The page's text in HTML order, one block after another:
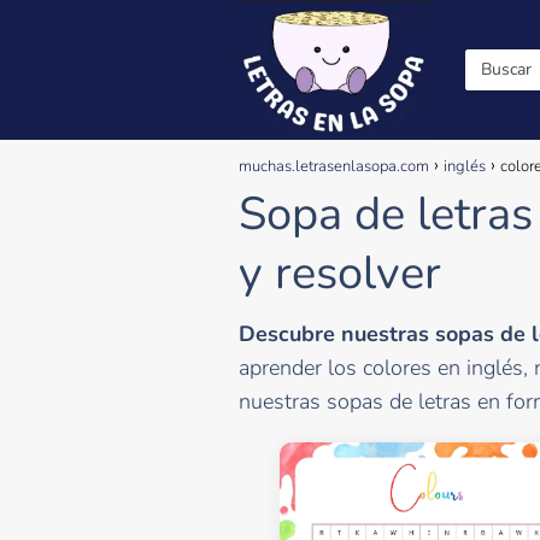
muchas.letrasenlasopa.com inglés
Sopa de
y resolver
Descubre nuestras sopas
aprender los colores en
nuestras sopas de letras en